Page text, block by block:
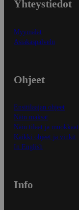
Yhteystiedot
Myymälät
Asiakaspalvelu
Ohjeet
Ensitilaajan ohjeet
Näin maksat
Näin tilaat ja muokkaat
Kaikki ohjeet ja vinkit
In English
Info